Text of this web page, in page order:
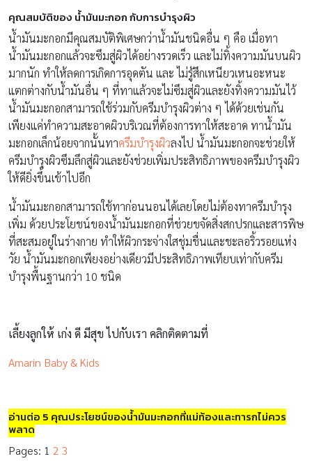
คุณสมบัติของ น้ำมันมะกอก กับการบำรุงผิว
น้ำมันมะกอกมีคุณสมบัติพิเศษกว่าน้ำมันชนิดอื่น ๆ คือ เมื่อทา
น้ำมันมะกอกแล้วจะซึมสู่ผิวได้อย่างรวดเร็ว และไม่ทิ้งความมันบนผิว
มากนัก ทำให้ลดการเกิดการอุดตัน และ ไม่รู้สึกเหนียวเหนอะหนะ
แตกต่างกับน้ำมันอื่น ๆ ที่ทาแล้วจะไม่ซึมสู่ผิวและยังทิ้งความมันไว้
น้ำมันมะกอกสามารถใช้ร่วมกับครีมบำรุงผิวต่าง ๆ ได้ด้วยเช่นกัน
เพียงแค่ทำความสะอาดผิวบริเวณที่ต้องการทาให้สะอาด ทาน้ำมัน
มะกอกเล็กน้อยจากนั้นทาครีมบำรุงผิวลงไป น้ำมันมะกอกจะช่วยให้
ครีมบำรุงผิวซึมลึกสู่ผิวและยังช่วยเพิ่มประสิทธิภาพของครีมบำรุงผิว
ให้ดียิ่งขึ้นเข้าไปอีก
น้ำมันมะกอกสามารถใช้ทาก่อนนอนได้เลยโดยไม่ต้องทาครีมบำรุง
เพิ่ม ด้วยประโยชน์ของน้ำมันมะกอกที่ช่วยขจัดสิ่งสกปรกและสารพิษ
ที่สะสมอยู่ในร่างกาย ทำให้ผิวกระจ่างใสชุ่มชื่นและชะลอริ้วรอยแห่ง
วัย น้ำมันมะกอกเพียงอย่างเดียวมีประสิทธิภาพเทียบเท่ากับครีม
บำรุงพื้นฐานกว่า 10 ชนิด
เลี้ยงลูกให้ เก่ง ดี มีสุข ไปกับเรา คลิกติดตามที่
Amarin Baby & Kids
อ่านต่อ 5 คุณประโยชน์ของน้ำมันมะกอกที่แม่ท้องและทารกไม่ควร
พลาด
Pages: 1 2 3